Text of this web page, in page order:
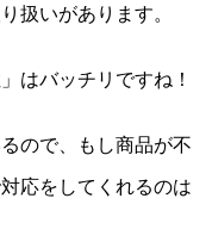
扱いがあります。
はバッチリですね！
ので、もし商品が不
応をしてくれるのは